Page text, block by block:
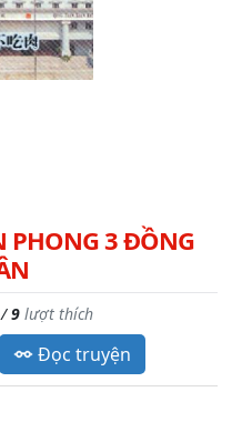
PHONG 3 ĐỒNG
9 lượt thích
Đọc truyện